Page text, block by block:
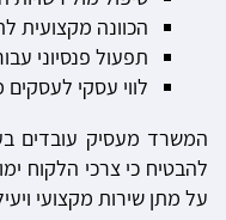
הכוונה מקצועית
תפעול פנסיוני
לווי עסקי
המשרד מעסיק עובדים
להבטיח כי צרכי הלקוח
על מתן שירות מקצועי